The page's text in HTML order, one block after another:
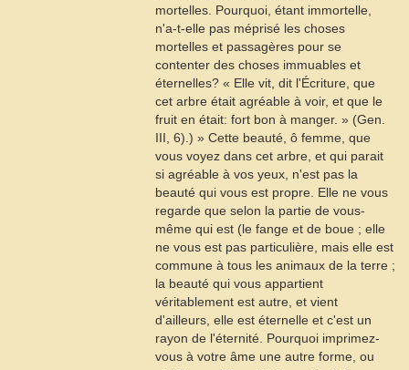
mortelles. Pourquoi, étant immortelle,
n'a-t-elle pas méprisé les choses
mortelles et passagères pour se
contenter des choses immuables et
éternelles? « Elle vit, dit l'Écriture, que
cet arbre était agréable à voir, et que le
fruit en était: fort bon à manger. » (Gen
III, 6).) » Cette beauté, ô femme, que
vous voyez dans cet arbre, et qui parait
si agréable à vos yeux, n'est pas la
beauté qui vous est propre. Elle ne vous
regarde que selon la partie de vous-
même qui est (le fange et de boue ; elle
ne vous est pas particulière, mais elle est
commune à tous les animaux de la terre ;
la beauté qui vous appartient
véritablement est autre, et vient
d'ailleurs, elle est éternelle et c'est un
rayon de l'éternité. Pourquoi imprimez-
vous à votre âme une autre forme, ou